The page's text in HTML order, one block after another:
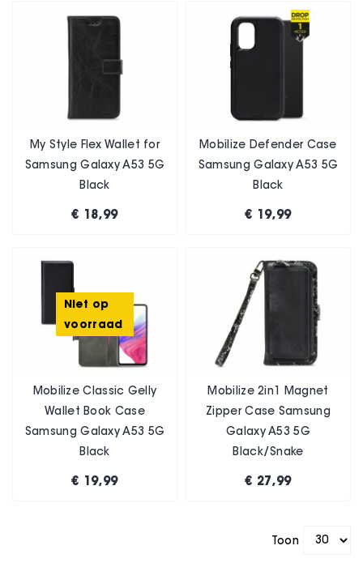
My Style Flex Wallet for
Samsung Galaxy A53 5G
Black
€ 18,99
Mobilize Defender Case
Samsung Galaxy A53 5G
Black
€ 19,99
Niet op
voorraad
Mobilize Classic Gelly
Wallet Book Case
Samsung Galaxy A53 5G
Black
€ 19,99
Mobilize 2in1 Magnet
Zipper Case Samsung
Galaxy A53 5G
Black/Snake
€ 27,99
Toon